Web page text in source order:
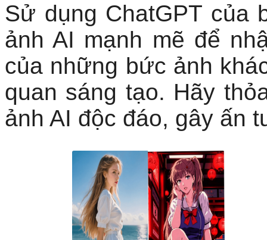
Sử dụng ChatGPT của
ảnh AI mạnh mẽ để
của những bức ảnh
quan sáng tạo. Hãy
ảnh AI độc đáo, gây ấn